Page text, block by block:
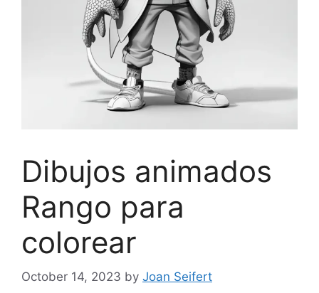
Dibujos animados
Rango para
colorear
October 14, 2023 by Joan Seifert